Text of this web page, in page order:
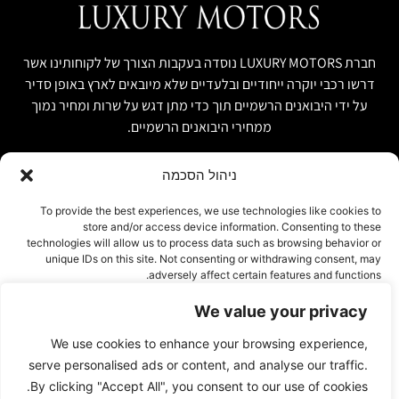
We value your privacy
We use cookies to enhance your browsing experience,
serve personalised ads or content, and analyse our traffic.
By clicking "Accept All", you consent to our use of cookies.
ניהול הסכמה
To provide the best experiences, we use technologies like cookies to
store and/or access device information. Consenting to these
technologies will allow us to process data such as browsing behavior or
unique IDs on this site. Not consenting or withdrawing consent, may
adversely affect certain features and functions.
דחייה
חברת LUXURY MOTORS נוסדה בעקבות הצורך של לקוחותינו אשר
דרשו רכבי יוקרה ייחודיים ובלעדיים שלא מיובאים לארץ באופן סדיר
על ידי היבואנים הרשמיים תוך כדי מתן דגש על שרות ומחיר נמוך
ממחירי היבואנים הרשמיים.
אודות
יבוא אישי ויבוא מקביל
טרייד אין ומשומשות
רכבים למכירה במלאי
צור קשר
עמוד פרטיות
074-7408590
office@luxury-motors.co.il